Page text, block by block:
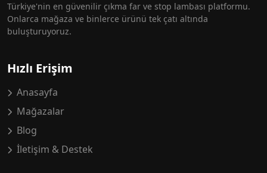
Türkiye'nin en güvenilir çıkma far ve stop lambası platformu.
Onlarca mağaza ve binlerce ürünü tek çatı altında
buluşturuyoruz.
Hızlı Erişim
Anasayfa
Mağazalar
Blog
İletişim & Destek